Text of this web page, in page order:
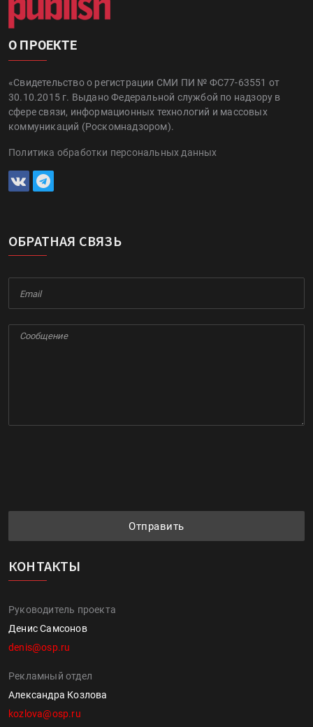
О ПРОЕКТЕ
«Свидетельство о регистрации СМИ ПИ № ФС77-63551 от
30.10.2015 г. Выдано Федеральной службой по надзору в
сфере связи, информационных технологий и массовых
коммуникаций (Роскомнадзором).
Политика обработки персональных данных
ОБРАТНАЯ СВЯЗЬ
Отправить
КОНТАКТЫ
Руководитель проекта
Денис Самсонов
denis@osp.ru
Рекламный отдел
Александра Козлова
kozlova@osp.ru